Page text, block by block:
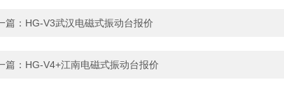
篇： HG-V3武汉电磁式振动台报价
篇： HG-V4+江南电磁式振动台报价